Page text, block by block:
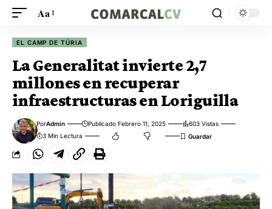
Aa
EL CAMP DE TÚRIA
La Generalitat invierte 2,7
millones en recuperar
infraestructuras en Loriguilla
PorAdmin Publicado Febrero 11, 2025
603 Vistas
3 Min Lectura